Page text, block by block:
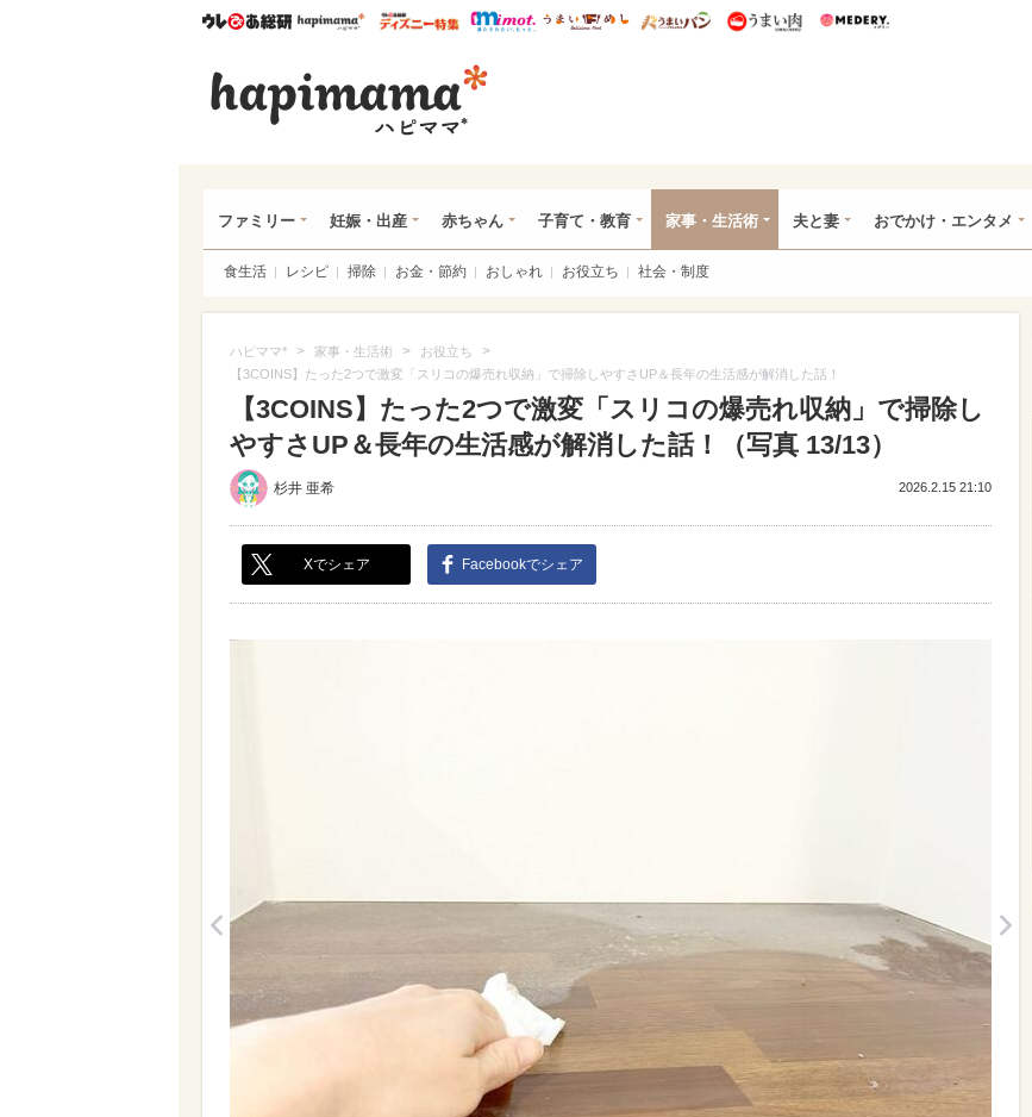
ウレぴあ総研ハピママ* ウレぴあ総研 ディズニー特集
mimot. うまいめし うまいパン うまい肉
ファミリー 妊娠・出産 赤ちゃん 子育て・教育 家事・生活術 夫と妻 おでかけ・エンタメ
食生活 レシピ 掃除 お金・節約 おしゃれ お役立ち 社会・制度
ハピママ* > 家事・生活術 > お役立ち >
【3COINS】たった2つで激変「スリコの爆売れ収納」で掃除しやすさUP＆長年の生活感が解消した話！
【3COINS】たった2つで激変「スリコの爆売れ収納」で掃除し
やすさUP＆長年の生活感が解消した話！（写真 13/13）
杉井 亜希 2026.2.15 21:10
Xでシェア Facebookでシェア